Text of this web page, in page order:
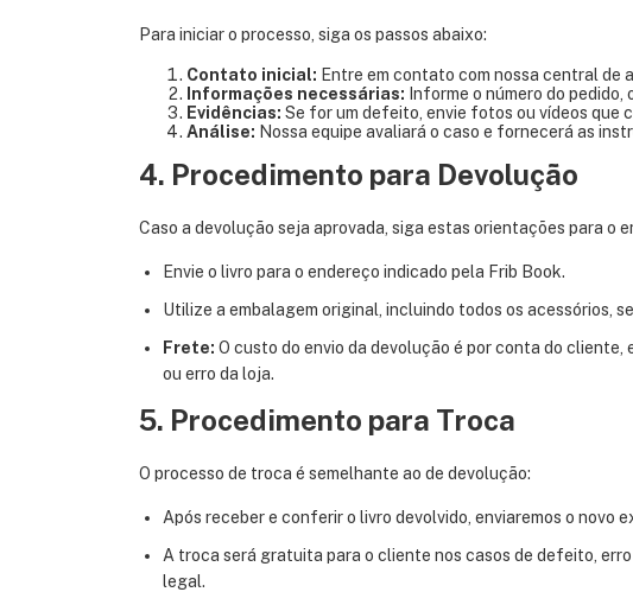
Para iniciar o processo, siga os passos abaixo:
Contato inicial: Entre em contato com nossa central de
Informações necessárias: Informe o número do
Evidências: Se for um defeito, envie fotos ou vídeos que
Análise: Nossa equipe avaliará o caso e fornecerá as
4. Procedimento para Devolução
Caso a devolução seja aprovada, siga estas orientações para o
Envie o livro para o endereço indicado pela Frib Book.
Utilize a embalagem original, incluindo todos os acessórios,
Frete: O custo do envio da devolução é por conta do
ou erro da loja.
5. Procedimento para Troca
O processo de troca é semelhante ao de devolução:
Após receber e conferir o livro devolvido, enviaremos o novo
A troca será gratuita para o cliente nos casos de defeito,
legal.